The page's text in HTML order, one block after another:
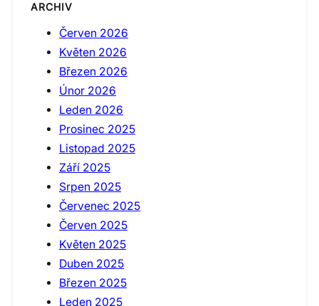
ARCHIV
Červen 2026
Květen 2026
Březen 2026
Únor 2026
Leden 2026
Prosinec 2025
Listopad 2025
Září 2025
Srpen 2025
Červenec 2025
Červen 2025
Květen 2025
Duben 2025
Březen 2025
Leden 2025